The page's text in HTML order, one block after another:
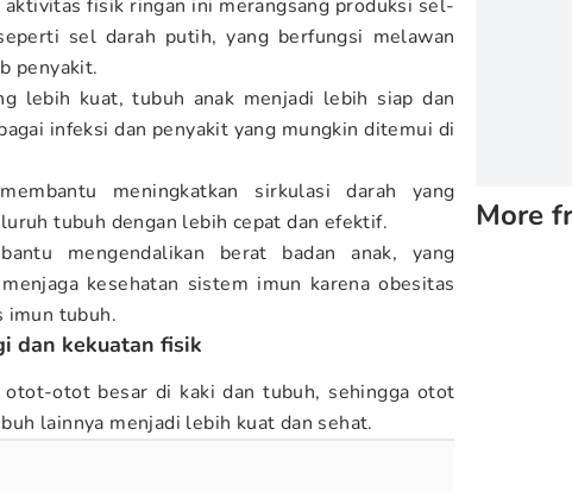
aktivitas fisik ringan ini merangsang produksi sel-
sel darah putih, yang berfungsi melawan
penyakit.
lebih kuat, tubuh anak menjadi lebih siap dan
infeksi dan penyakit yang mungkin ditemui di
meningkatkan sirkulasi darah yang
tubuh dengan lebih cepat dan efektif.
mengendalikan berat badan anak, yang
kesehatan sistem imun karena obesitas
imun tubuh.
dan kekuatan fisik
otot-otot besar di kaki dan tubuh, sehingga otot
lainnya menjadi lebih kuat dan sehat.
More